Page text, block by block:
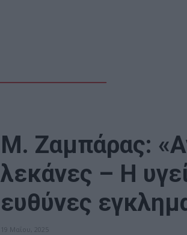
Μ. Ζαμπάρας:
λεκάνες – Η
ευθύνες
19 Μαΐου, 2025